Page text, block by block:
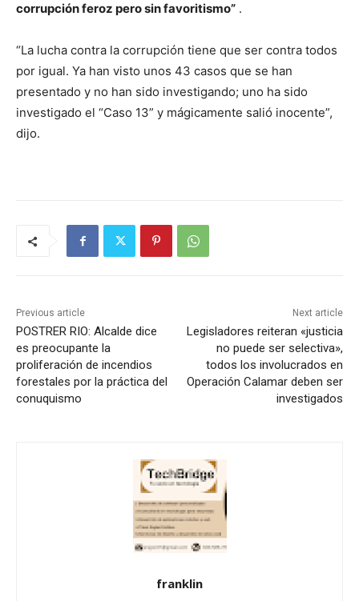
corrupción feroz pero sin favoritismo” .
“La lucha contra la corrupción tiene que ser contra todos
por igual. Ya han visto unos 43 casos que se han
presentado y no han sido investigando; uno ha sido
investigado el “Caso 13” y mágicamente salió inocente”,
dijo.
Previous article
POSTRER RIO: Alcalde dice
es preocupante la
proliferación de incendios
forestales por la práctica del
conuquismo
Next article
Legisladores reiteran «justicia
no puede ser selectiva»,
todos los involucrados en
Operación Calamar deben ser
investigados
franklin